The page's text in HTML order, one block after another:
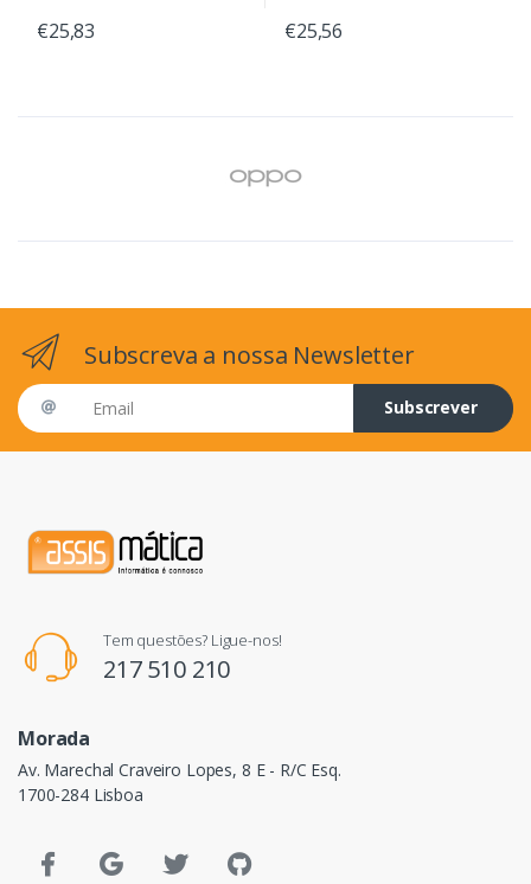
€25,83 €25,56
Subscreva a nossa Newsletter
Email address
Subscrever
Tem questões? Ligue-nos!
217 510 210
Morada
Av. Marechal Craveiro Lopes, 8 E - R/C Esq.
1700-284 Lisboa